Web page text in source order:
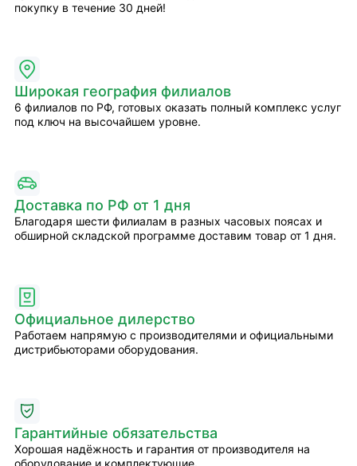
покупку в течение 30 дней!
Широкая география филиалов
6 филиалов по РФ, готовых оказать полный комплекс услуг
под ключ на высочайшем уровне.
Доставка по РФ от 1 дня
Благодаря шести филиалам в разных часовых поясах и
обширной складской программе доставим товар от 1 дня.
Официальное дилерство
Работаем напрямую с производителями и официальными
дистрибьюторами оборудования.
Гарантийные обязательства
Хорошая надёжность и гарантия от производителя на
оборудование и комплектующие.